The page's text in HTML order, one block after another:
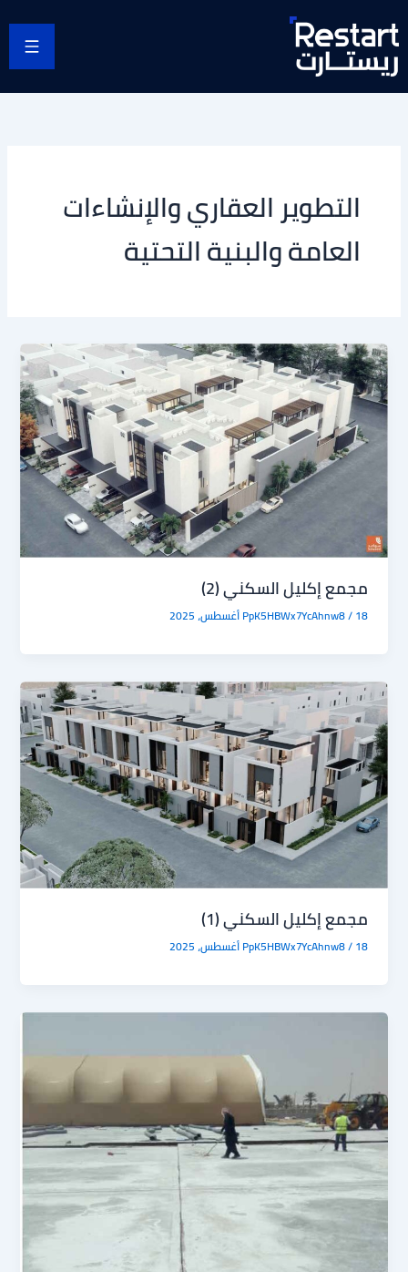
إلى
المحتوى
التطوير العقاري والإنشاءات
العامة والبنية التحتية
مجمع إكليل السكني (2)
PpK5HBWx7YcAhnw8/18 أغسطس، 2025
مجمع إكليل السكني (1)
PpK5HBWx7YcAhnw8/18 أغسطس، 2025